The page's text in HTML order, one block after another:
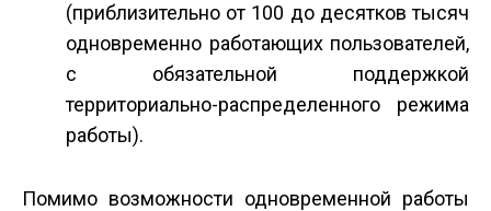
(приблизительно от 100 до десятков тысяч
одновременно работающих пользователей,
с обязательной поддержкой
территориально-распределенного режима
работы).
Помимо возможности одновременной работы